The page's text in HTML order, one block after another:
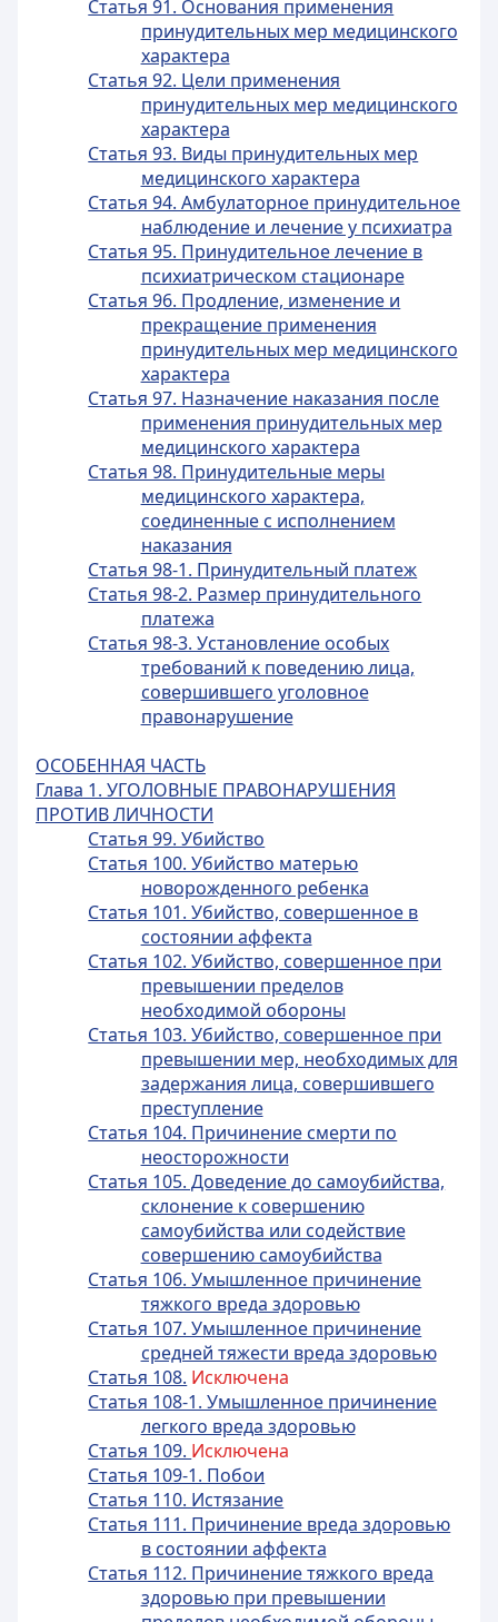
Статья 91. Основания применения
принудительных мер медицинского
характера
Статья 92. Цели применения
принудительных мер медицинского
характера
Статья 93. Виды принудительных мер
медицинского характера
Статья 94. Амбулаторное принудительное
наблюдение и лечение у психиатра
Статья 95. Принудительное лечение в
психиатрическом стационаре
Статья 96. Продление, изменение и
прекращение применения
принудительных мер медицинского
характера
Статья 97. Назначение наказания после
применения принудительных мер
медицинского характера
Статья 98. Принудительные меры
медицинского характера,
соединенные с исполнением
наказания
Статья 98-1. Принудительный платеж
Статья 98-2. Размер принудительного
платежа
Статья 98-3. Установление особых
требований к поведению лица,
совершившего уголовное
правонарушение
ОСОБЕННАЯ ЧАСТЬ
Глава 1. УГОЛОВНЫЕ ПРАВОНАРУШЕНИЯ
ПРОТИВ ЛИЧНОСТИ
Статья 99. Убийство
Статья 100. Убийство матерью
новорожденного ребенка
Статья 101. Убийство, совершенное в
состоянии аффекта
Статья 102. Убийство, совершенное при
превышении пределов
необходимой обороны
Статья 103. Убийство, совершенное при
превышении мер, необходимых для
задержания лица, совершившего
преступление
Статья 104. Причинение смерти по
неосторожности
Статья 105. Доведение до самоубийства,
склонение к совершению
самоубийства или содействие
совершению самоубийства
Статья 106. Умышленное причинение
тяжкого вреда здоровью
Статья 107. Умышленное причинение
средней тяжести вреда здоровью
Статья 108. Исключена
Статья 108-1. Умышленное причинение
легкого вреда здоровью
Статья 109. Исключена
Статья 109-1. Побои
Статья 110. Истязание
Статья 111. Причинение вреда здоровью
в состоянии аффекта
Статья 112. Причинение тяжкого вреда
здоровью при превышении